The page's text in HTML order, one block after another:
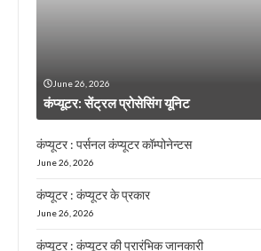
June 26, 2026
कंप्यूटर: सेंट्रल प्रोसेसिंग यूनिट
कंप्यूटर : पर्सनल कंप्यूटर कॉम्पोनेन्टस
June 26, 2026
कंप्यूटर : कंप्यूटर के प्रकार
June 26, 2026
कंप्यूटर : कंप्यूटर की प्रारंभिक जानकारी